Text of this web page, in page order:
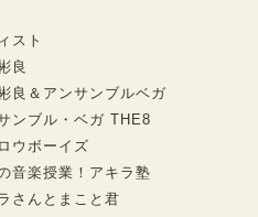
スト
良
良＆アンサンブルベガ
ンブル・ベガ THE8
ウボーイズ
音楽授業！アキラ塾
さんとまこと君